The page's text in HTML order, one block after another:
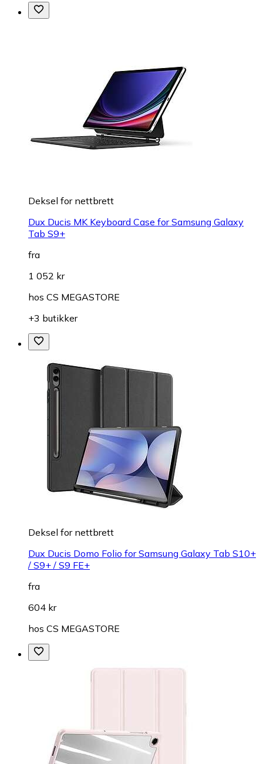
Deksel for nettbrett
Dux Ducis MK Keyboard Case for Samsung Galaxy
Tab S9+
fra
1 052 kr
hos CS MEGASTORE
+3 butikker
Deksel for nettbrett
Dux Ducis Domo Folio for Samsung Galaxy Tab S10+
/ S9+ / S9 FE+
fra
604 kr
hos CS MEGASTORE